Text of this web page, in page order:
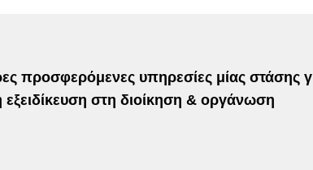
προσφερόμενες υπηρεσίες μίας στάσης
εξειδίκευση στη διοίκηση & οργάνωση